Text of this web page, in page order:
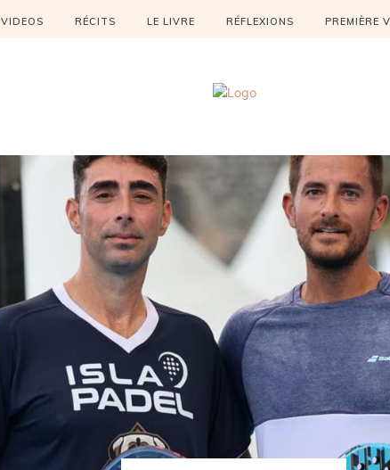
VIDEOS RÉCITS LE LIVRE RÉFLEXIONS PREMIÈRE